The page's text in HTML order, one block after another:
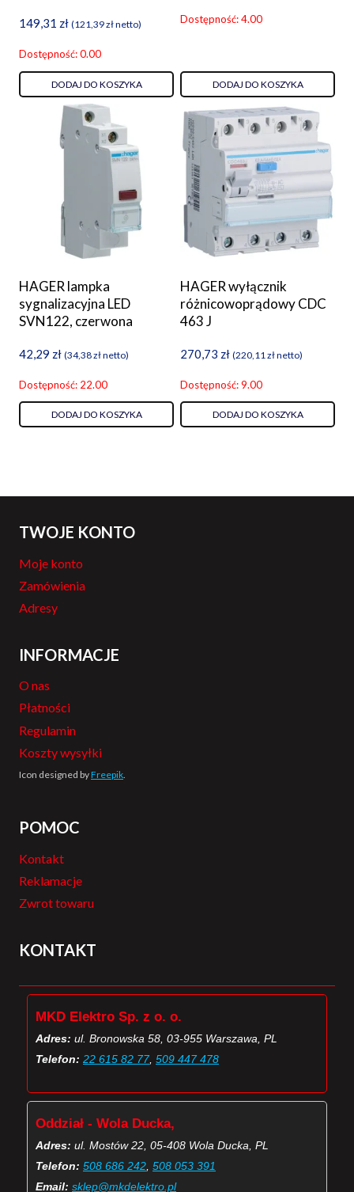
149,31 zł (121,39złnetto)
Dostępność: 0.00
DODAJ DO KOSZYKA
Dostępność: 4.00
DODAJ DO KOSZYKA
HAGER lampka
sygnalizacyjna LED
SVN122, czerwona
42,29 zł (34,38złnetto)
Dostępność: 22.00
DODAJ DO KOSZYKA
HAGER wyłącznik
różnicowoprądowy CDC
463 J
270,73 zł (220,11 złnetto)
Dostępność: 9.00
DODAJ DO KOSZYKA
TWOJE KONTO
Moje konto
Zamówienia
Adresy
INFORMACJE
O nas
Płatności
Regulamin
Koszty wysyłki
Icon designed byFreepik.
POMOC
Kontakt
Reklamacje
Zwrot towaru
KONTAKT
MKD Elektro Sp. z o. o.
Adres: ul. Bronowska 58, 03-955 Warszawa, PL
Telefon: 22 615 82 77, 509 447 478
Oddział - Wola Ducka,
Adres: ul. Mostów 22, 05-408 Wola Ducka, PL
Telefon: 508 686 242 508 053 391
Email: sklep@mkdelektro.pl